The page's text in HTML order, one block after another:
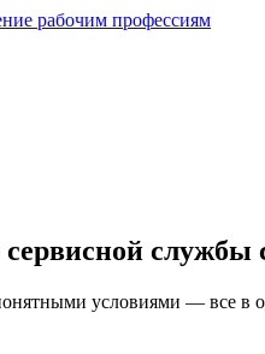
рабочим профессиям
службы
условиями — все в